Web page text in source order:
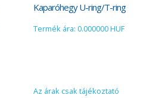
Kaparóhegy U-ring/T-ring
Termék ára: 0.000000 HUF
Az árak csak tájékoztató